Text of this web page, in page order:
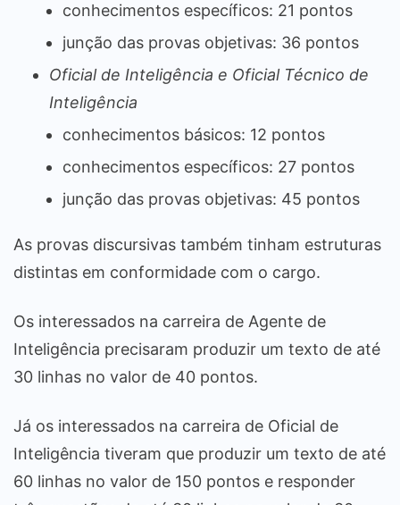
conhecimentos específicos: 21 pontos
junção das provas objetivas: 36 pontos
Oficial de Inteligência e Oficial Técnico de
Inteligência
conhecimentos básicos: 12 pontos
conhecimentos específicos: 27 pontos
junção das provas objetivas: 45 pontos
As provas discursivas também tinham estruturas
distintas em conformidade com o cargo.
Os interessados na carreira de Agente de
Inteligência precisaram produzir um texto de até
30 linhas no valor de 40 pontos.
Já os interessados na carreira de Oficial de
Inteligência tiveram que produzir um texto de até
60 linhas no valor de 150 pontos e responder